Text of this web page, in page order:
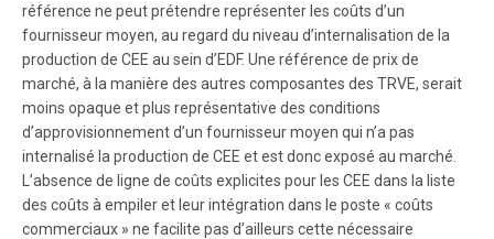
référence ne peut prétendre représenter les coûts d’un
fournisseur moyen, au regard du niveau d’internalisation de la
production de CEE au sein d’EDF. Une référence de prix de
marché, à la manière des autres composantes des TRVE, serait
moins opaque et plus représentative des conditions
d’approvisionnement d’un fournisseur moyen qui n’a pas
internalisé la production de CEE et est donc exposé au marché.
L’absence de ligne de coûts explicites pour les CEE dans la liste
des coûts à empiler et leur intégration dans le poste « coûts
commerciaux » ne facilite pas d’ailleurs cette nécessaire